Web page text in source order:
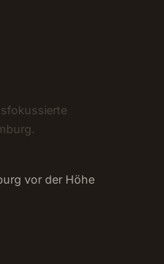
vor der Höhe